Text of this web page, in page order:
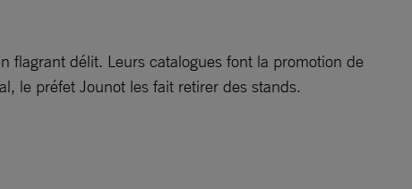
flagrant délit. Leurs catalogues font la promotion de
le préfet Jounot les fait retirer des stands.